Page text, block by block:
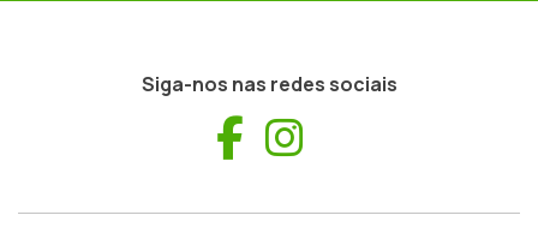
Siga-nos nas redes sociais
Facebook